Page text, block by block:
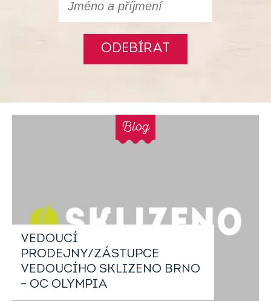
ODEBÍRAT
VEDOUCÍ
PRODEJNY/ZÁSTUPCE
VEDOUCÍHO SKLIZENO BRNO
– OC OLYMPIA
Blog